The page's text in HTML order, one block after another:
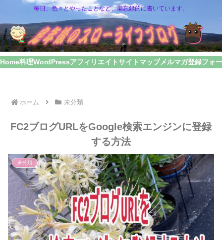
毎日、色々とやったことなど、備忘録的に書いています。
Home料理WordPressアフィリエイトサイトマップメルマガ登録フォ
ホーム 未分類
FC2ブログURLをGoogle検索エンジンに登録
する方法
未分類